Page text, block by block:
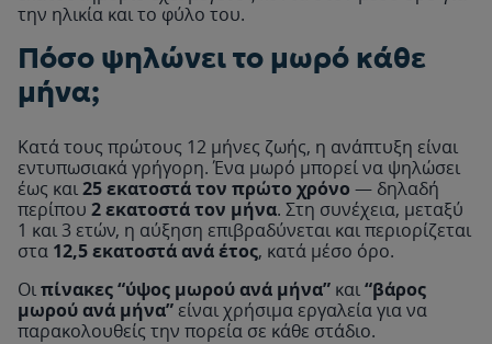
24900
24905
24915
την ηλικία και το φύλο του.
Πόσο ψηλώνει το μωρό κάθε
μήνα;
Κατά τους πρώτους 12 μήνες ζωής, η ανάπτυξη είναι
εντυπωσιακά γρήγορη. Ένα μωρό μπορεί να ψηλώσει
έως και25 εκατοστά τον πρώτο χρόνο — δηλαδή
περίπου 2 εκατοστά τον μήνα. Στη συνέχεια, μεταξύ
1 και 3 ετών, η αύξηση επιβραδύνεται και περιορίζεται
στα 12,5 εκατοστά ανά έτος, κατά μέσο όρο.
Οιπίνακες “ύψος μωρού ανά μήνα” και“βάρος
μωρού ανά μήνα”είναι χρήσιμα εργαλεία για να
παρακολουθείς την πορεία σε κάθε στάδιο.